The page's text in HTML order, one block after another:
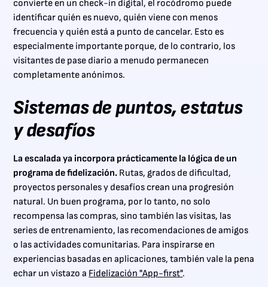
convierte en un check-in digital, el rocódromo puede
identificar quién es nuevo, quién viene con menos
frecuencia y quién está a punto de cancelar. Esto es
especialmente importante porque, de lo contrario, los
visitantes de pase diario a menudo permanecen
completamente anónimos.
Sistemas de puntos, estatus
y desafíos
La escalada ya incorpora prácticamente la lógica de un
programa de fidelización. Rutas, grados de dificultad,
proyectos personales y desafíos crean una progresión
natural. Un buen programa, por lo tanto, no solo
recompensa las compras, sino también las visitas, las
series de entrenamiento, las recomendaciones de amigos
o las actividades comunitarias. Para inspirarse en
experiencias basadas en aplicaciones, también vale la pena
echar un vistazo a Fidelización "App-first".